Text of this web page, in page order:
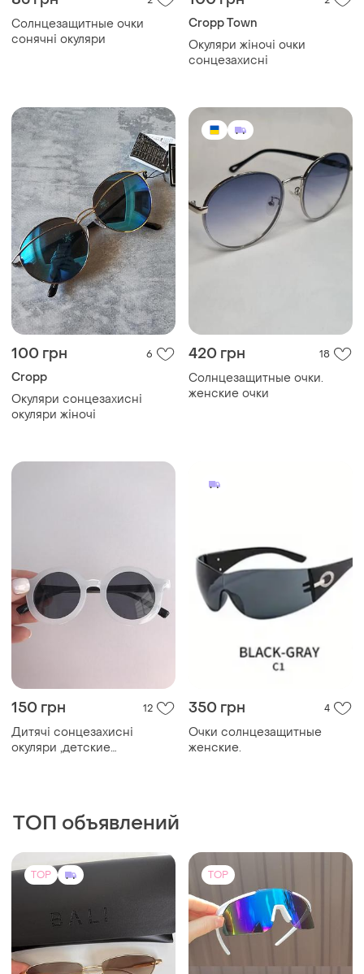
Солнцезащитные очки
сонячні окуляри
Cropp Town
Окуляри жіночі очки
сонцезахисні
100 грн 6
Cropp
Окуляри сонцезахисні
окуляри жіночі
420 грн 18
Солнцезащитные очки.
женские очки
150 грн 12
Дитячі сонцезахисні
окуляри ,детские
350 грн 4
Очки солнцезащитные
женские.
ТОП объявлений
TOP TOP